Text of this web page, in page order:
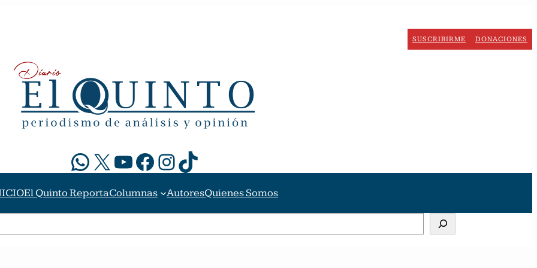
SUSCRIBIRME DONACIONES
WhatsApp
X YouTube
Facebook
Instagram
TikTok
El Quinto ReportaColumnas AutoresQuienes Somos